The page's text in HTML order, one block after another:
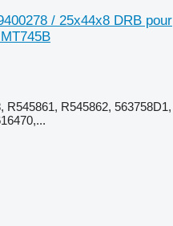
/ 25x44x8 DRB pour
R545861, R545862, 563758D1,